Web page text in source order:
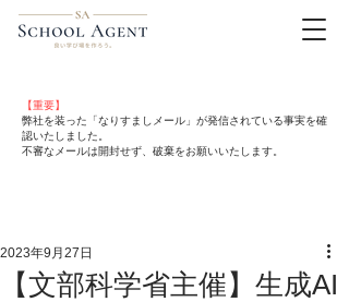
【重要】
弊社を装った「なりすましメール」が発信されている事実を確
認いたしました。
不審なメールは開封せず、破棄をお願いいたします。
【文部科学省主催】生成AI
2023年9月27日